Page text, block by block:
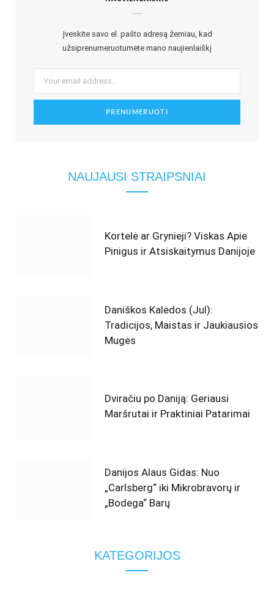
Įveskite savo el. pašto adresą žemiau, kad
užsiprenumeruotumėte mano naujienlaiškį
NAUJAUSI STRAIPSNIAI
Kortelė ar Grynieji? Viskas Apie
Pinigus ir Atsiskaitymus Danijoje
Daniškos Kalėdos (Jul):
Tradicijos, Maistas ir Jaukiausios
Mugės
Dviračiu po Daniją: Geriausi
Maršrutai ir Praktiniai Patarimai
Danijos Alaus Gidas: Nuo
„Carlsberg“ iki Mikrobravorų ir
„Bodega“ Barų
KATEGORIJOS